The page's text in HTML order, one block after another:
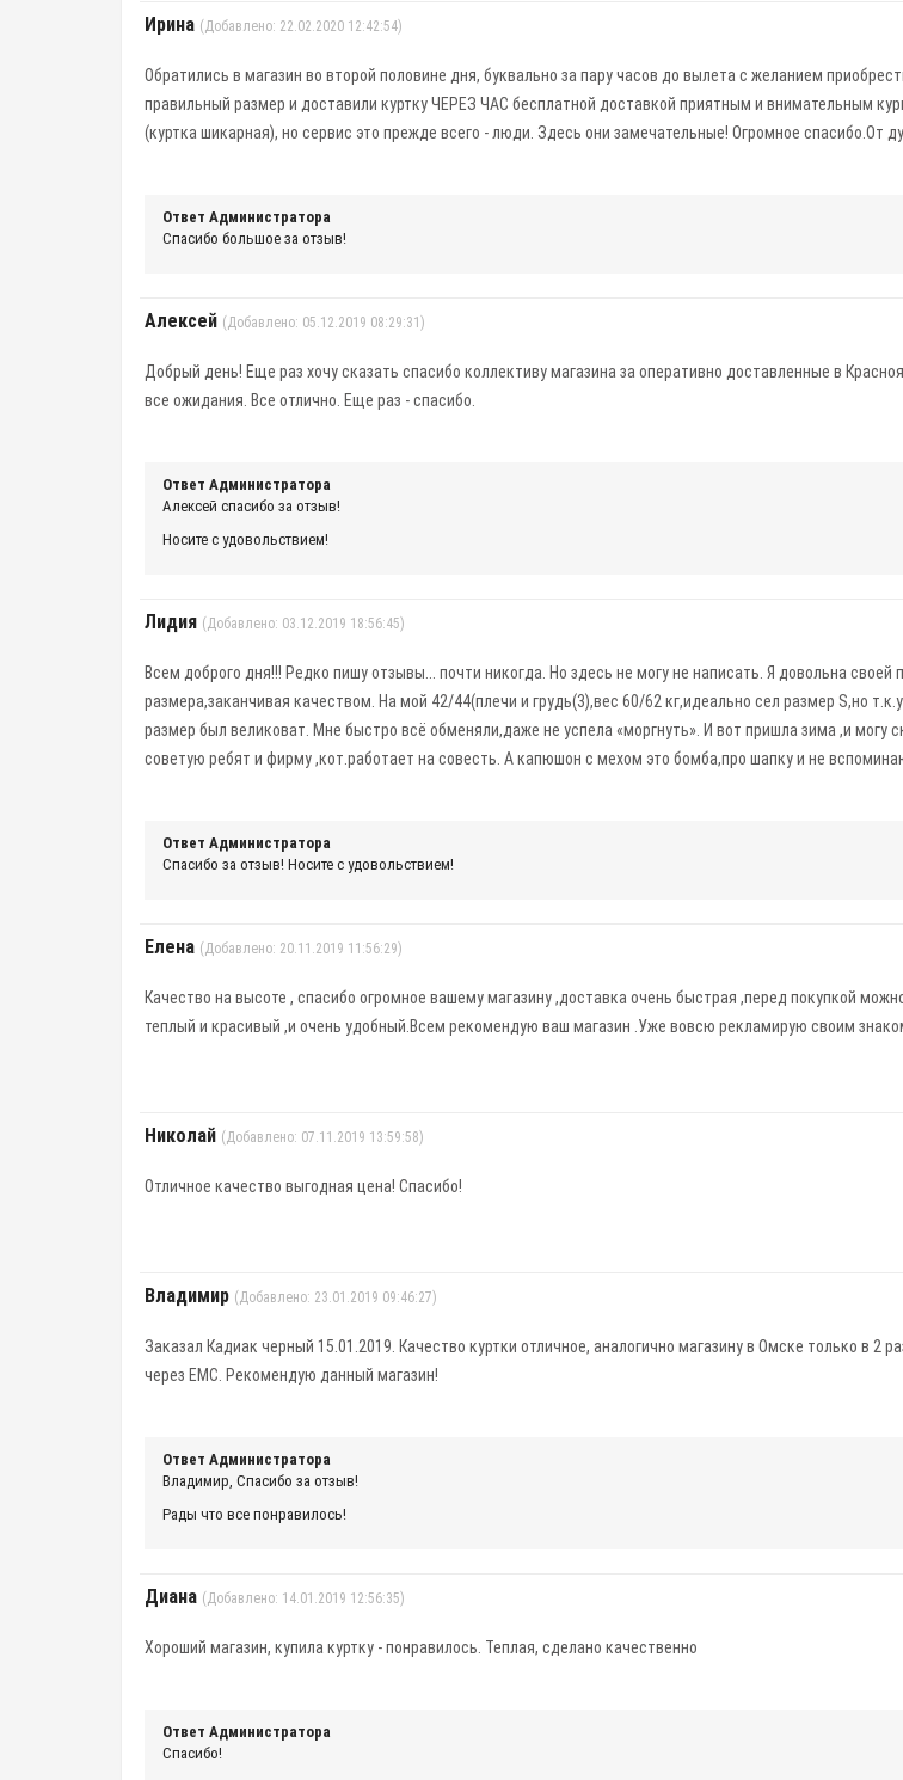
Ирина (Добавлено: 22.02.2020 12:42:54)
Обратились в магазин во второй половине дня, буквально за пару часов до вылета с желанием
правильный размер и доставили куртку ЧЕРЕЗ ЧАС бесплатной доставкой приятным и внимательным
(куртка шикарная), но сервис это прежде всего - люди. Здесь они замечательные! Огромное спасибо.От
Ответ Администратора
Спасибо большое за отзыв!
Алексей (Добавлено: 05.12.2019 08:29:31)
Добрый день! Еще раз хочу сказать спасибо коллективу магазина за оперативно доставленные в
все ожидания. Все отлично. Еще раз - спасибо.
Ответ Администратора
Алексей спасибо за отзыв!
Носите с удовольствием!
Лидия (Добавлено: 03.12.2019 18:56:45)
Всем доброго дня!!! Редко пишу отзывы... почти никогда. Но здесь не могу не написать. Я довольна своей
размера,заканчивая качеством. На мой 42/44(плечи и грудь(3),вес 60/62 кг,идеально сел размер S,но
размер был великоват. Мне быстро всё обменяли,даже не успела «моргнуть». И вот пришла зима ,и могу
советую ребят и фирму ,кот.работает на совесть. А капюшон с мехом это бомба,про шапку и не
Ответ Администратора
Спасибо за отзыв! Носите с удовольствием!
Елена (Добавлено: 20.11.2019 11:56:29)
Качество на высоте , спасибо огромное вашему магазину ,доставка очень быстрая ,перед покупкой
теплый и красивый ,и очень удобный.Всем рекомендую ваш магазин .Уже вовсю рекламирую своим
Николай (Добавлено: 07.11.2019 13:59:58)
Отличное качество выгодная цена! Спасибо!
Владимир (Добавлено: 23.01.2019 09:46:27)
Заказал Кадиак черный 15.01.2019. Качество куртки отличное, аналогично магазину в Омске только в
через ЕМС. Рекомендую данный магазин!
Ответ Администратора
Владимир, Спасибо за отзыв!
Рады что все понравилось!
Диана (Добавлено: 14.01.2019 12:56:35)
Хороший магазин, купила куртку - понравилось. Теплая, сделано качественно
Ответ Администратора
Спасибо!